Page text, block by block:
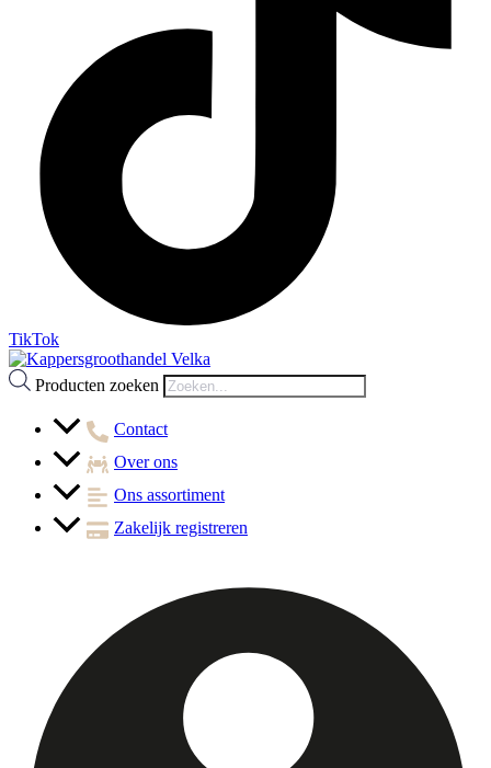
TikTok
Producten zoeken
Contact
Over ons
Ons assortiment
Zakelijk registreren